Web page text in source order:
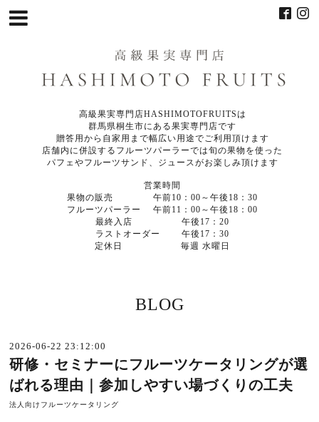
高級果実専門店HASHIMOTOFRUITSは
群馬県桐生市にある果実専門店です
贈答用から自家用まで幅広い用途でご利用頂けます
店舗内に併設するフルーツパーラーでは旬の果物を使った
パフェやフルーツサンド、ジュースがお楽しみ頂けます
営業時間
果物の販売 午前10：00～午後18：30
フルーツパーラー 午前11：00～午後18：00
最終入店 午後17：20
ラストオーダー 午後17：30
定休日 毎週 水曜日
BLOG
2026-06-22 23:12:00
研修・セミナーにフルーツケータリングが選
ばれる理由｜参加しやすい場づくりの工夫
法人向けフルーツケータリング